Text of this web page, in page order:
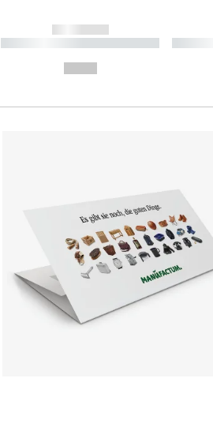
------------
----------- ----------- ----------